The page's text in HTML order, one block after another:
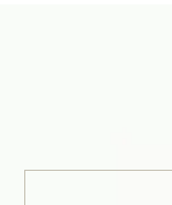
お知らせ